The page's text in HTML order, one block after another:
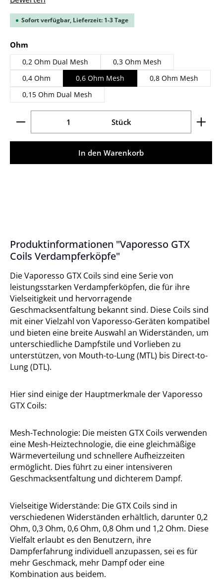
Sofort verfügbar, Lieferzeit: 1-3 Tage
Ohm
0,2 Ohm Dual Mesh
0,3 Ohm Mesh
0,4 Ohm
0,6 Ohm Mesh
0,8 Ohm Mesh
0,15 Ohm Dual Mesh
Produkt Anzahl: Gib den gewünschten Wert ein
Stück
In den Warenkorb
Produktinformationen "Vaporesso GTX
Coils Verdampferköpfe"
Die Vaporesso GTX Coils sind eine Serie von
leistungsstarken Verdampferköpfen, die für ihre
Vielseitigkeit und hervorragende
Geschmacksentfaltung bekannt sind. Diese Coils sind
mit einer Vielzahl von Vaporesso-Geräten kompatibel
und bieten eine breite Auswahl an Widerständen, um
unterschiedliche Dampfstile und Vorlieben zu
unterstützen, von Mouth-to-Lung (MTL) bis Direct-to-
Lung (DTL).
Hier sind einige der Hauptmerkmale der Vaporesso
GTX Coils:
Mesh-Technologie: Die meisten GTX Coils verwenden
eine Mesh-Heiztechnologie, die eine gleichmäßige
Wärmeverteilung und schnellere Aufheizzeiten
ermöglicht. Dies führt zu einer intensiveren
Geschmacksentfaltung und dichterem Dampf.
Vielseitige Widerstände: Die GTX Coils sind in
verschiedenen Widerständen erhältlich, darunter 0,2
Ohm, 0,3 Ohm, 0,6 Ohm, 0,8 Ohm und 1,2 Ohm. Diese
Vielfalt erlaubt es den Benutzern, ihre
Dampferfahrung individuell anzupassen, sei es für
mehr Geschmack, mehr Dampf oder eine
Kombination aus beidem.